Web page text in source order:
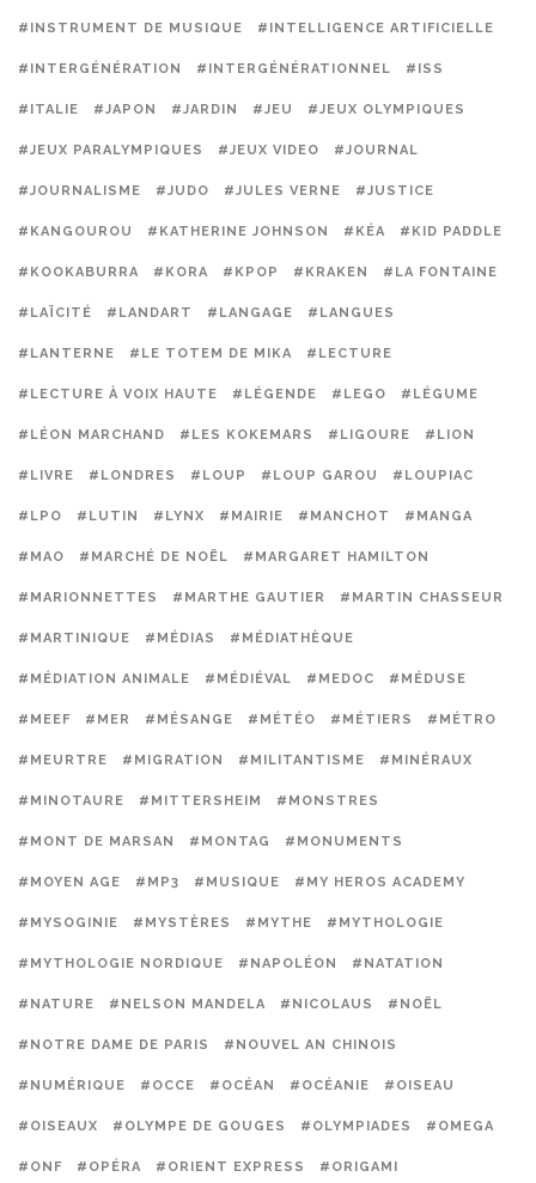
#INSTRUMENT DE MUSIQUE #INTELLIGENCE ARTIFICIELLE
#INTERGÉNÉRATION #INTERGÉNÉRATIONNEL #ISS
#ITALIE #JAPON #JARDIN #JEU #JEUX OLYMPIQUES
#JEUX PARALYMPIQUES #JEUX VIDEO #JOURNAL
#JOURNALISME #JUDO #JULES VERNE #JUSTICE
#KANGOUROU #KATHERINE JOHNSON #KÉA #KID PADDLE
#KOOKABURRA #KORA #KPOP #KRAKEN #LA FONTAINE
#LAÏCITÉ #LANDART #LANGAGE #LANGUES
#LANTERNE #LE TOTEM DE MIKA #LECTURE
#LECTURE À VOIX HAUTE #LÉGENDE #LEGO #LÉGUME
#LÉON MARCHAND #LES KOKEMARS #LIGOURE #LION
#LIVRE #LONDRES #LOUP #LOUP GAROU #LOUPIAC
#LPO #LUTIN #LYNX #MAIRIE #MANCHOT #MANGA
#MAO #MARCHÉ DE NOËL #MARGARET HAMILTON
#MARIONNETTES #MARTHE GAUTIER #MARTIN CHASSEUR
#MARTINIQUE #MÉDIAS #MÉDIATHÈQUE
#MÉDIATION ANIMALE #MÉDIÉVAL #MEDOC #MÉDUSE
#MEEF #MER #MÉSANGE #MÉTÉO #MÉTIERS #MÉTRO
#MEURTRE #MIGRATION #MILITANTISME #MINÉRAUX
#MINOTAURE #MITTERSHEIM #MONSTRES
#MONT DE MARSAN #MONTAG #MONUMENTS
#MOYEN AGE #MP3 #MUSIQUE #MY HEROS ACADEMY
#MYSOGINIE #MYSTÈRES #MYTHE #MYTHOLOGIE
#MYTHOLOGIE NORDIQUE #NAPOLÉON #NATATION
#NATURE #NELSON MANDELA #NICOLAUS #NOËL
#NOTRE DAME DE PARIS #NOUVEL AN CHINOIS
#NUMÉRIQUE #OCCE #OCÉAN #OCÉANIE #OISEAU
#OISEAUX #OLYMPE DE GOUGES #OLYMPIADES #OMEGA
#ONF #OPÉRA #ORIENT EXPRESS #ORIGAMI